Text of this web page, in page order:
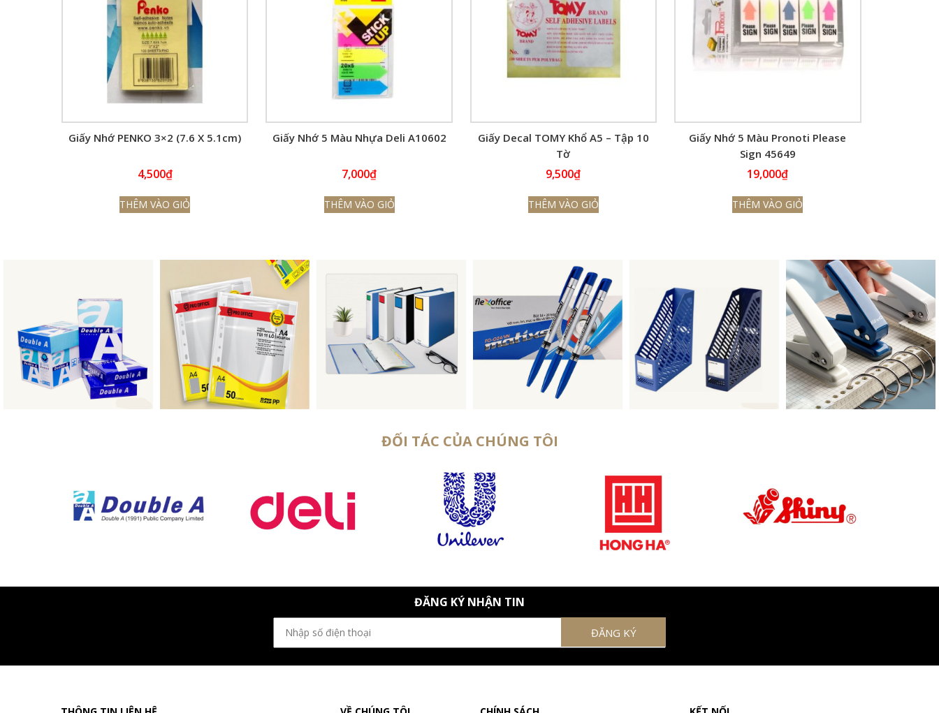
Giấy Nhớ PENKO 3×2 (7.6 X 5.1cm)
4,500₫
THÊM VÀO GIỎ
Giấy Nhớ 5 Màu Nhựa Deli A10602
7,000₫
THÊM VÀO GIỎ
Giấy Decal TOMY Khổ A5 – Tập 10
Tờ
9,500₫
THÊM VÀO GIỎ
Giấy Nhớ 5 Màu Pronoti Please
Sign 45649
19,000₫
THÊM VÀO GIỎ
ĐỐI TÁC CỦA CHÚNG TÔI
ĐĂNG KÝ NHẬN TIN